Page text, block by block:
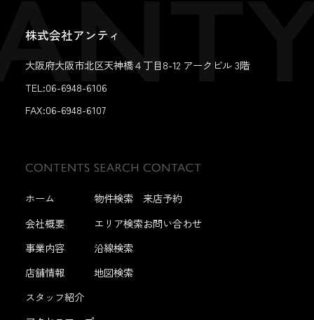
株式会社アンティ
大阪府大阪市北区天神橋４丁目8-12 アークビル 3階
TEL:06-6948-6106
FAX:06-6948-6107
ホーム
会社概要
事業内容
店舗情報
スタッフ紹介
物件検索
エリア検索
沿線検索
地図検索
来店予約
お問い合わせ